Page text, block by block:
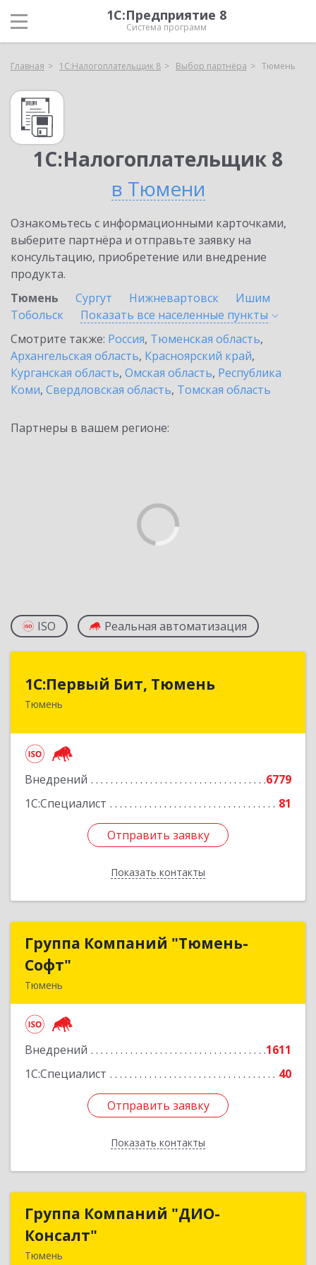
1С:Предприятие 8
Система программ
Главная 1С:Налогоплательщик 8 Выбор партнёра Тюмень
1С:Налогоплательщик 8
в Тюмени
Ознакомьтесь с информационными карточками,
выберите партнёра и отправьте заявку на
консультацию, приобретение или внедрение
продукта.
Тюмень
Сургут Нижневартовск
Ишим
Тобольск
Показать все населенные пункты
Смотрите также: Россия, Тюменская область,
Архангельская область, Красноярский край,
Курганская область, Омская область, Республика
Коми, Свердловская область, Томская область
Партнеры в вашем регионе:
ISO Реальная автоматизация
1С:Первый Бит, Тюмень
Тюмень
Внедрений
6779
1С:Специалист
81
Отправить заявку
Показать контакты
1С:Первый Бит, Тюмень
625000, Тюменская обл, Тюмень г, Республики
Отправить заявку
Назад
Группа Компаний "Тюмень-
Софт"
Тюмень
Внедрений
1611
1С:Специалист
40
Отправить заявку
Показать контакты
Группа Компаний "Тюмень-
Подробнее
Отправить заявку
Назад
Группа Компаний "ДИО-
Консалт"
Тюмень
Группа Компаний "ДИО-